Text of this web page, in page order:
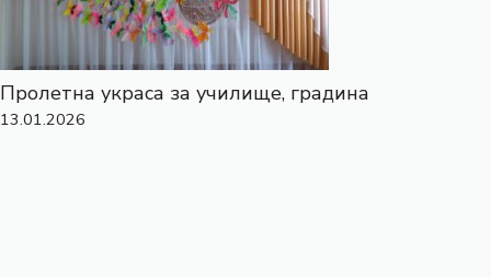
Пролетна украса за училище, градина
13.01.2026